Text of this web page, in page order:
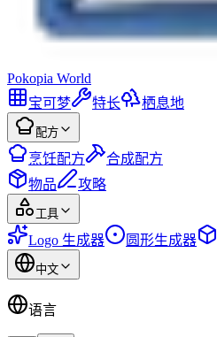
Pokopia World
宝可梦
特长 栖息地
配方
烹饪配方
合成配方
物品
攻略
工具
Logo 生成器 圆形生成器
中文
语言